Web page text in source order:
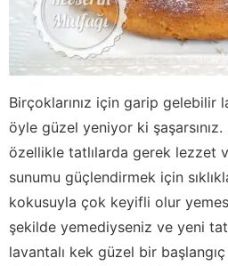
Birçoklarınız için garip gelebilir
öyle güzel yeniyor ki
özellikle tatlılarda gerek lezzet
sunumu güçlendirmek için
kokusuyla çok keyifli olur
şekilde yemediyseniz ve yeni
lavantalı kek güzel bir